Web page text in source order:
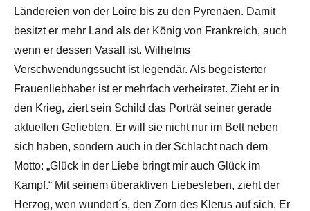
Ländereien von der Loire bis zu den Pyrenäen. Damit
besitzt er mehr Land als der König von Frankreich, auch
wenn er dessen Vasall ist. Wilhelms
Verschwendungssucht ist legendär. Als begeisterter
Frauenliebhaber ist er mehrfach verheiratet. Zieht er in
den Krieg, ziert sein Schild das Porträt seiner gerade
aktuellen Geliebten. Er will sie nicht nur im Bett neben
sich haben, sondern auch in der Schlacht nach dem
Motto: „Glück in der Liebe bringt mir auch Glück im
Kampf.“ Mit seinem überaktiven Liebesleben, zieht der
Herzog, wen wundert´s, den Zorn des Klerus auf sich. Er